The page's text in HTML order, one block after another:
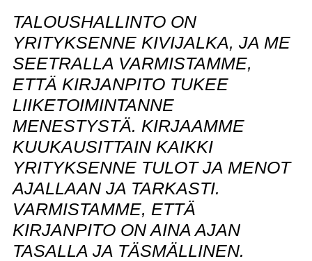
TALOUSHALLINTO ON
YRITYKSENNE KIVIJALKA, JA ME
SEETRALLA VARMISTAMME,
ETTÄ KIRJANPITO TUKEE
LIIKETOIMINTANNE
MENESTYSTÄ. KIRJAAMME
KUUKAUSITTAIN KAIKKI
YRITYKSENNE TULOT JA MENOT
AJALLAAN JA TARKASTI.
VARMISTAMME, ETTÄ
KIRJANPITO ON AINA AJAN
TASALLA JA TÄSMÄLLINEN.